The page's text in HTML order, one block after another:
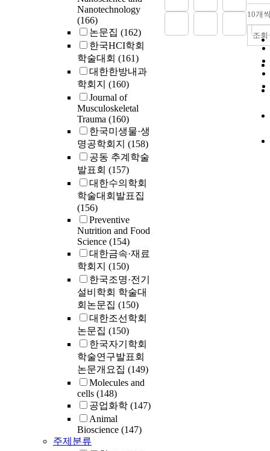
Nanotechnology
(166)
논문집 (162)
한국HCI학회
학술대회 (161)
대한한방내과
학회지 (160)
Journal of
Musculoskeletal
Trauma (160)
한국미생물·생
명공학회지 (158)
공동 추계학술
발표회 (157)
대한수의학회
학술대회발표집
(156)
Preventive
Nutrition and Food
Science (154)
대한금속·재료
학회지 (150)
한국조명·전기
설비학회 학술대
회논문집 (150)
대한조선학회
논문집 (150)
한국자기학회
학술연구발표회
논문개요집 (149)
Molecules and
cells (148)
공업화학 (147)
Animal
Bioscience (147)
주제분류
에 대한 오버
하지 않은 장
이러한 장점
성을 높일 수
라우팅을 채
라우팅 방법
화 현상이며,
10개
조회